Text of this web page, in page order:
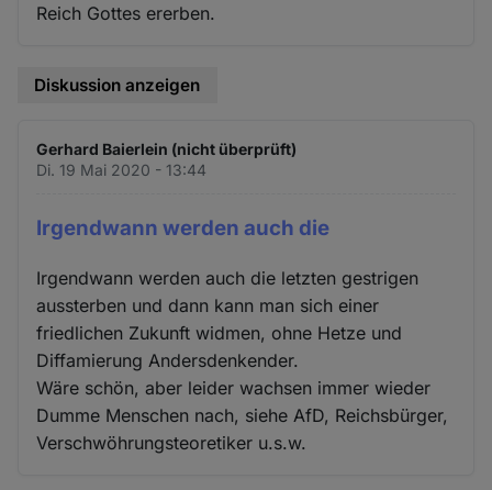
Reich Gottes ererben.
Diskussion anzeigen
Gerhard Baierlein (nicht überprüft)
Di. 19 Mai 2020 - 13:44
Irgendwann werden auch die
Irgendwann werden auch die letzten gestrigen
aussterben und dann kann man sich einer
friedlichen Zukunft widmen, ohne Hetze und
Diffamierung Andersdenkender.
Wäre schön, aber leider wachsen immer wieder
Dumme Menschen nach, siehe AfD, Reichsbürger,
Verschwöhrungsteoretiker u.s.w.